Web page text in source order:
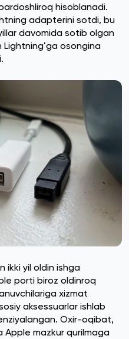
hisoblanadi.
adapterini sotdi, bu
davomida sotib olgan
Lightningʻga osongina
ikki yil oldin ishga
porti biroz oldinroq
xizmat
aksessuarlar ishlab
Oxir-oqibat,
Apple mazkur qurilmaga